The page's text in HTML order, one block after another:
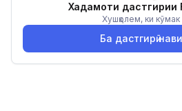
Хадамоти дастгирии
Хушҳолем, ки
Ба дастгирӣ